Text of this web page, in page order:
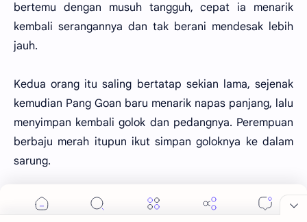
bertemu dengan musuh tangguh, cepat ia menarik
kembali serangannya dan tak berani mendesak lebih
jauh.
Kedua orang itu saling bertatap sekian lama, sejenak
kemudian Pang Goan baru menarik napas panjang, lalu
menyimpan kembali golok dan pedangnya. Perempuan
berbaju merah itupun ikut simpan goloknya ke dalam
sarung.
“Ilmu golokmu terhitung sangat hebat juga, tapi sayang
tenaga dalammu kurang sempurna, andaikata kita